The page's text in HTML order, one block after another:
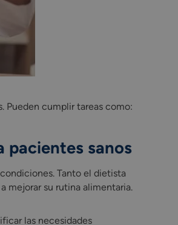
Pueden cumplir tareas como:
pacientes sanos
Tanto el dietista
mejorar su rutina alimentaria.
las necesidades